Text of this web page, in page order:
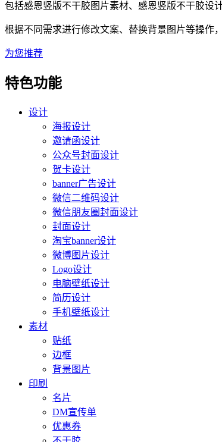
包括感恩竖版不干胶图片素材、 感恩竖版不干胶设
根据不同需求进行修改文案、替换背景图片等操作
为您推荐
特色功能
设计
海报设计
邀请函设计
公众号封面设计
贺卡设计
banner广告设计
微信二维码设计
微信朋友圈封面设计
封面设计
淘宝banner设计
微博图片设计
Logo设计
电脑壁纸设计
简历设计
手机壁纸设计
素材
贴纸
边框
背景图片
印刷
名片
DM宣传单
优惠券